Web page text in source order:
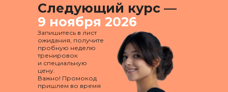
Следующий курс —
9 ноября 2026
Запишитесь в лист
ожидания, получите
пробную неделю
тренировок
и специальную
цену.
Важно! Промокод
пришлем во время
help@sabintag.ru
89206355910
Входим в реестр проверенных